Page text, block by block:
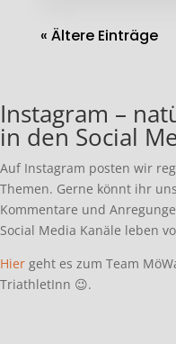
« Ältere Einträge
Instagram –
in den Social
Auf Instagram posten wir
Themen. Gerne könnt ihr
Kommentare und
Social Media Kanäle leben
Hier geht es zum Team
TriathletInn 😉.